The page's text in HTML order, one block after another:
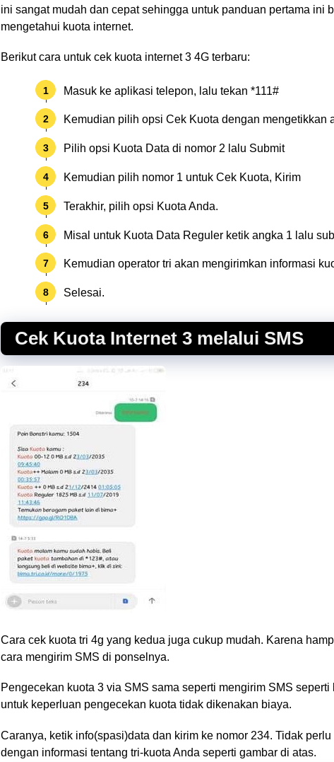
ini sangat mudah dan cepat sehingga untuk panduan pertama ini
mengetahui kuota internet.
Berikut cara untuk cek kuota internet 3 4G terbaru:
Masuk ke aplikasi telepon, lalu tekan *111#
Kemudian pilih opsi Cek Kuota dengan mengetikkan
Pilih opsi Kuota Data di nomor 2 lalu Submit
Kemudian pilih nomor 1 untuk Cek Kuota, Kirim
Terakhir, pilih opsi Kuota Anda.
Misal untuk Kuota Data Reguler ketik angka 1 lalu
Kemudian operator tri akan mengirimkan informasi
Selesai.
Cek Kuota Internet 3 melalui SMS
Cara cek kuota tri 4g yang kedua juga cukup mudah. Karena
cara mengirim SMS di ponselnya.
Pengecekan kuota 3 via SMS sama seperti mengirim SMS
untuk keperluan pengecekan kuota tidak dikenakan biaya.
Caranya, ketik info(spasi)data dan kirim ke nomor 234. Tidak
dengan informasi tentang tri-kuota Anda seperti gambar di atas.